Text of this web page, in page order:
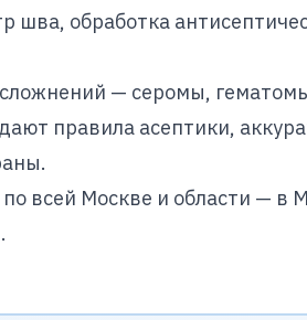
шва, обработка
— серомы,
правила асептики,
всей Москве и области —